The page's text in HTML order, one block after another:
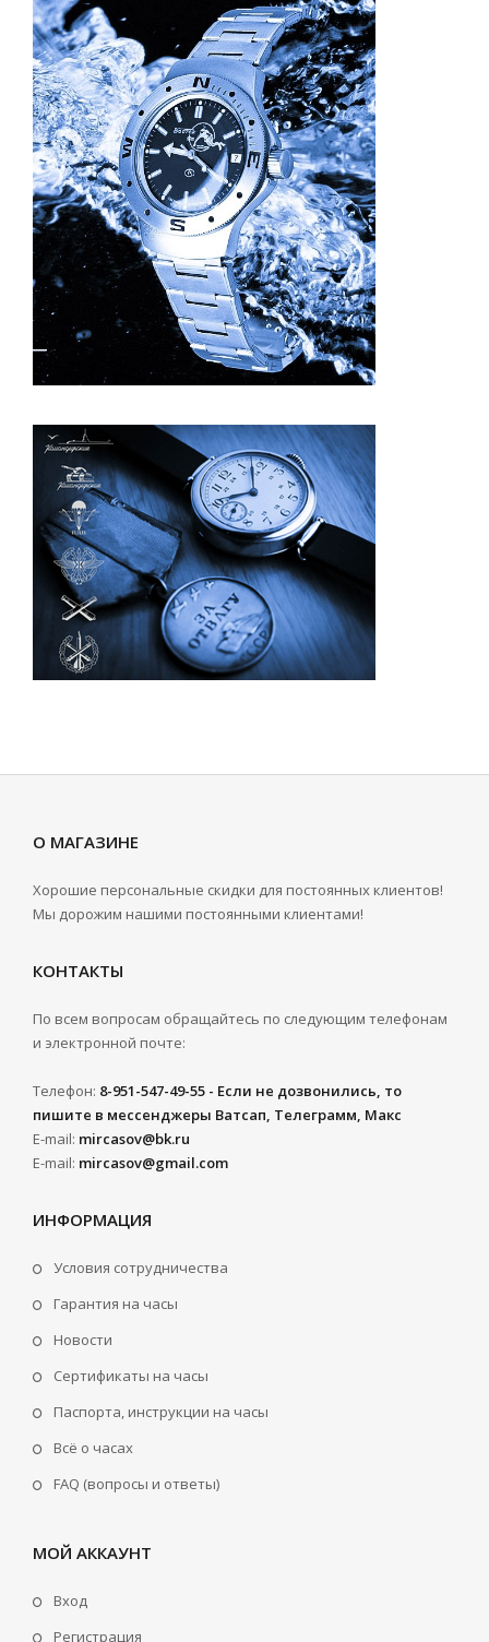
О МАГАЗИНЕ
Хорошие персональные скидки для постоянных клиентов!
Мы дорожим нашими постоянными клиентами!
КОНТАКТЫ
По всем вопросам обращайтесь по следующим телефонам
и электронной почте:
Телефон: 8-951-547-49-55 - Если не дозвонились, то
пишите в мессенджеры Ватсап, Телеграмм, Макс
E-mail: mircasov@bk.ru
E-mail: mircasov@gmail.com
ИНФОРМАЦИЯ
Условия сотрудничества
Гарантия на часы
Новости
Сертификаты на часы
Паспорта, инструкции на часы
Всё о часах
FAQ (вопросы и ответы)
МОЙ АККАУНТ
Вход
Регистрация